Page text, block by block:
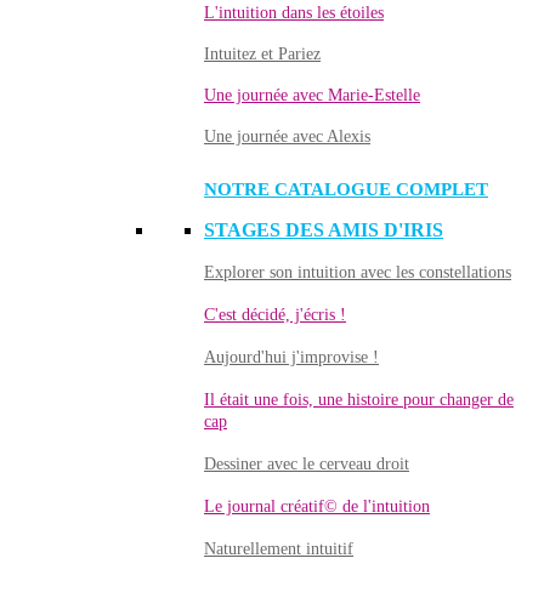
L'intuition dans les étoiles
Intuitez et Pariez
Une journée avec Marie-Estelle
Une journée avec Alexis
NOTRE CATALOGUE COMPLET
STAGES DES AMIS D'IRIS
Explorer son intuition avec les constellations
C'est décidé, j'écris !
Aujourd'hui j'improvise !
Il était une fois, une histoire pour changer de
cap
Dessiner avec le cerveau droit
Le journal créatif© de l'intuition
Naturellement intuitif